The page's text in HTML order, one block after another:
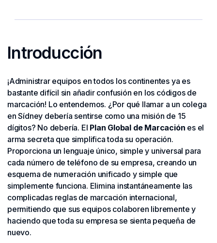
Introducción
¡Administrar equipos en todos los continentes ya es
bastante difícil sin añadir confusión en los códigos de
marcación! Lo entendemos. ¿Por qué llamar a un colega
en Sídney debería sentirse como una misión de 15
dígitos? No debería. El Plan Global de Marcación es el
arma secreta que simplifica toda su operación.
Proporciona un lenguaje único, simple y universal para
cada número de teléfono de su empresa, creando un
esquema de numeración unificado y simple que
simplemente funciona. Elimina instantáneamente las
complicadas reglas de marcación internacional,
permitiendo que sus equipos colaboren libremente y
haciendo que toda su empresa se sienta pequeña de
nuevo.